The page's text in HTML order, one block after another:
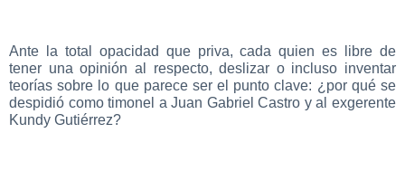
Ante la total opacidad que priva, cada quien es libre de
tener una opinión al respecto, deslizar o incluso inventar
teorías sobre lo que parece ser el punto clave: ¿por qué se
despidió como timonel a Juan Gabriel Castro y al exgerente
Kundy Gutiérrez?